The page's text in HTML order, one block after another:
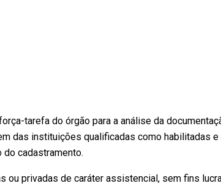
tarefa do órgão para a análise da
das instituições qualificadas como habilitadas e
cadastramento.
ou privadas de caráter assistencial, sem fins